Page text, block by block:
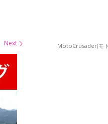
Next
MotoCrusader(モ